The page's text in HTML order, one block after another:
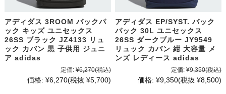
アディダス 3ROOM バックパ
ック キッズ ユニセックス
26SS ブラック JZ4133 リュ
ック カバン 黒 子供用 ジュニ
ア adidas
定価: ¥6,270(税込)
価格: ¥6,270(税抜 ¥5,700)
アディダス EP/SYST. バック
パック 30L ユニセックス
26SS ダークブルー JY9549
リュック カバン 紺 大容量 メ
ンズ レディース adidas
定価: ¥9,350(税込)
価格: ¥9,350(税抜 ¥8,500)